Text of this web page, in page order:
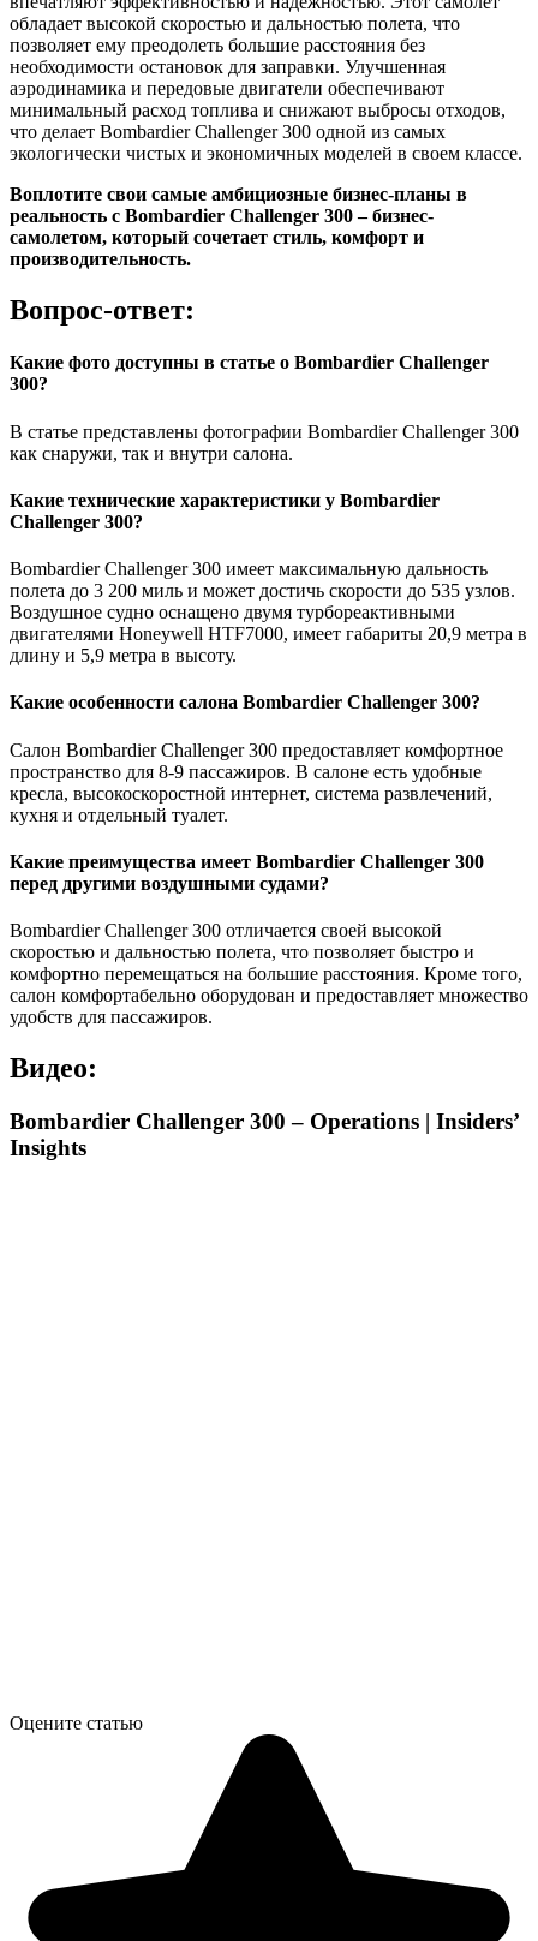
обладает высокой скоростью и дальностью полета, что
позволяет ему преодолеть большие расстояния без
необходимости остановок для заправки. Улучшенная
аэродинамика и передовые двигатели обеспечивают
минимальный расход топлива и снижают выбросы отходов,
что делает Bombardier Challenger 300 одной из самых
экологически чистых и экономичных моделей в своем классе.
Воплотите свои самые амбициозные бизнес-планы в
реальность с Bombardier Challenger 300 – бизнес-
самолетом, который сочетает стиль, комфорт и
производительность.
Вопрос-ответ:
Какие фото доступны в статье о Bombardier Challenger
300?
В статье представлены фотографии Bombardier Challenger 300
как снаружи, так и внутри салона.
Какие технические характеристики у Bombardier
Challenger 300?
Bombardier Challenger 300 имеет максимальную дальность
полета до 3 200 миль и может достичь скорости до 535 узлов.
Воздушное судно оснащено двумя турбореактивными
двигателями Honeywell HTF7000, имеет габариты 20,9 метра в
длину и 5,9 метра в высоту.
Какие особенности салона Bombardier Challenger 300?
Салон Bombardier Challenger 300 предоставляет комфортное
пространство для 8-9 пассажиров. В салоне есть удобные
кресла, высокоскоростной интернет, система развлечений,
кухня и отдельный туалет.
Какие преимущества имеет Bombardier Challenger 300
перед другими воздушными судами?
Bombardier Challenger 300 отличается своей высокой
скоростью и дальностью полета, что позволяет быстро и
комфортно перемещаться на большие расстояния. Кроме того,
салон комфортабельно оборудован и предоставляет множество
удобств для пассажиров.
Видео:
Bombardier Challenger 300 – Operations | Insiders’
Insights
Оцените статью